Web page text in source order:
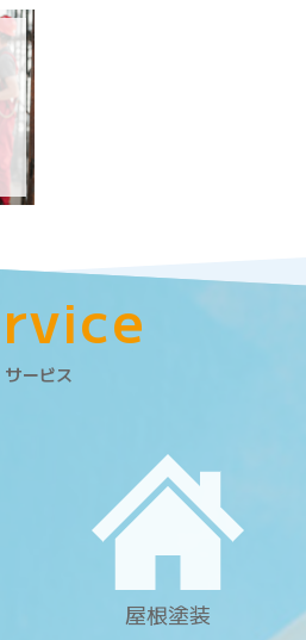
rvice
サービス
屋根塗装